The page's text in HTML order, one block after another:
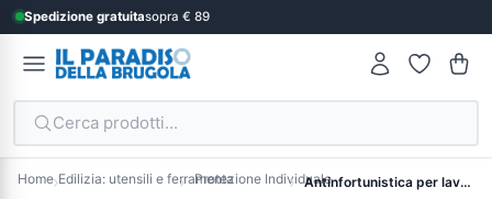
Spedizione gratuitasopra € 89
Cerca prodotti...
Home Edilizia: utensili e ferramentaProtezione Individuale Antinfortunistica per lavoro e fai-da-te